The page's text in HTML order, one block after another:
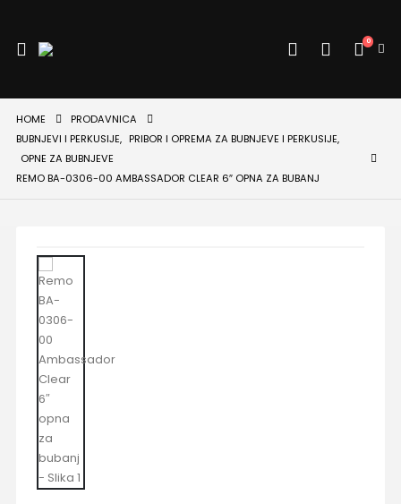
0
HOME
PRODAVNICA
BUBNJEVI I PERKUSIJE, PRIBOR I OPREMA ZA BUBNJEVE I PERKUSIJE,
OPNE ZA BUBNJEVE
REMO BA-0306-00 AMBASSADOR CLEAR 6″ OPNA ZA BUBANJ